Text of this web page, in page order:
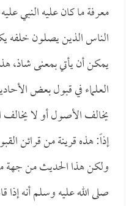
معرفة ما كان عليه النبي
الناس الذين يصلون خلفه
يمكن أن يأتي بمعنى شاذ،
العلماء في قبول بعض
يخالف الأصول أو لا
إذاً: هذه قرينة من قرائن
ولكن هذا الحديث من جهة
صلى الله عليه وسلم أنه